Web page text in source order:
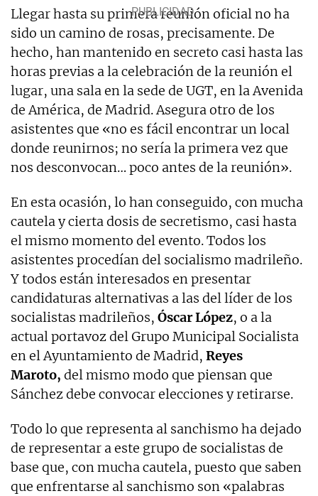
Llegar hasta su primera reunión oficial no ha
sido un camino de rosas, precisamente. De
hecho, han mantenido en secreto casi hasta las
horas previas a la celebración de la reunión el
lugar, una sala en la sede de UGT, en la Avenida
de América, de Madrid. Asegura otro de los
asistentes que «no es fácil encontrar un local
donde reunirnos; no sería la primera vez que
nos desconvocan… poco antes de la reunión».
En esta ocasión, lo han conseguido, con mucha
cautela y cierta dosis de secretismo, casi hasta
el mismo momento del evento. Todos los
asistentes procedían del socialismo madrileño.
Y todos están interesados en presentar
candidaturas alternativas a las del líder de los
socialistas madrileños, Óscar López, o a la
actual portavoz del Grupo Municipal Socialista
en el Ayuntamiento de Madrid, Reyes
Maroto, del mismo modo que piensan que
Sánchez debe convocar elecciones y retirarse.
Todo lo que representa al sanchismo ha dejado
de representar a este grupo de socialistas de
base que, con mucha cautela, puesto que saben
que enfrentarse al sanchismo son «palabras